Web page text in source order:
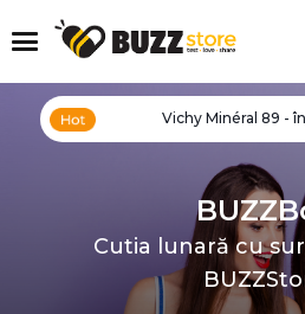
Vichy Minéral 89 -
Cutia lunară cu